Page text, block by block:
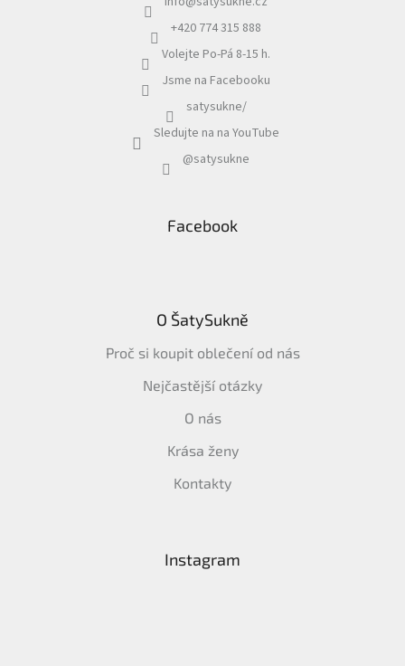
+420 774 315 888
Volejte Po-Pá 8-15 h.
Jsme na Facebooku
satysukne/
Sledujte na na YouTube
@satysukne
Facebook
O ŠatySukně
Proč si koupit oblečení od nás
Nejčastější otázky
O nás
Krása ženy
Kontakty
Instagram